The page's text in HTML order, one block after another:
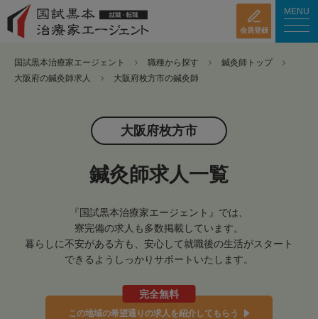
会員登録
MENU
国試黒本治療家エージェント 職種から探す
鍼灸師トップ
大阪府の鍼灸師求人
大阪府枚方市の鍼灸師
大阪府枚方市
鍼灸師求人一覧
『国試黒本治療家エージェント』では、
寮完備の求人も多数掲載しています。
暮らしに不安がある方も、安心して就職後の生活がスタート
できるようしっかりサポートいたします。
完全無料
この地域の希望通りの求人を紹介してもらう